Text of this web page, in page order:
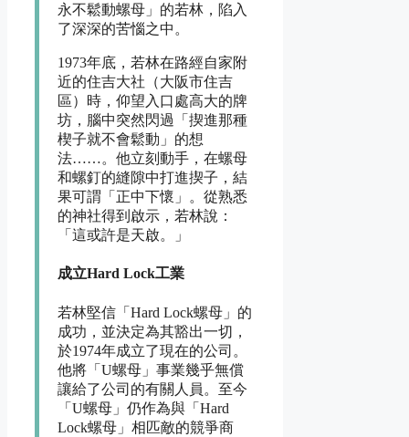
永不鬆動螺母」的若林，陷入
了深深的苦惱之中。
1973年底，若林在路經自家附
近的住吉大社（大阪市住吉
區）時，仰望入口處高大的牌
坊，腦中突然閃過「揳進那種
楔子就不會鬆動」的想
法……。他立刻動手，在螺母
和螺釘的縫隙中打進揳子，結
果可謂「正中下懷」。從熟悉
的神社得到啟示，若林說：
「這或許是天啟。」
成立Hard Lock工業
若林堅信「Hard Lock螺母」的
成功，並決定為其豁出一切，
於1974年成立了現在的公司。
他將「U螺母」事業幾乎無償
讓給了公司的有關人員。至今
「U螺母」仍作為與「Hard
Lock螺母」相匹敵的競爭商